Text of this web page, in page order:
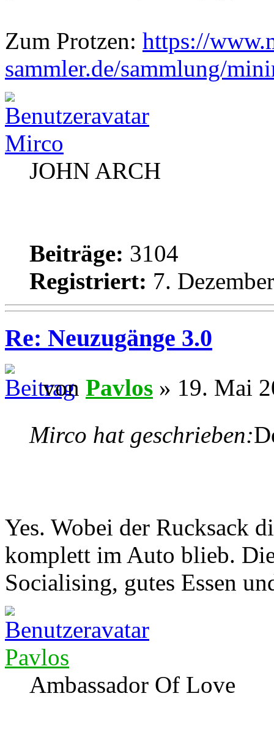
Zum Protzen: https://
sammler.de/sammlung/
Mirco
JOHN ARCH
Beiträge: 3104
Registriert: 7.
Re: Neuzugänge 3.0
von Pavlos » 19. Mai
Mirco hat geschrieben:
Yes. Wobei der Rucksack
komplett im Auto blieb.
Socialising, gutes Essen
Pavlos
Ambassador Of Love